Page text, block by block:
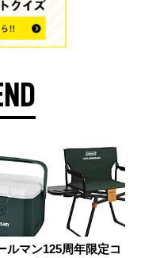
ルマン125周年限定コ